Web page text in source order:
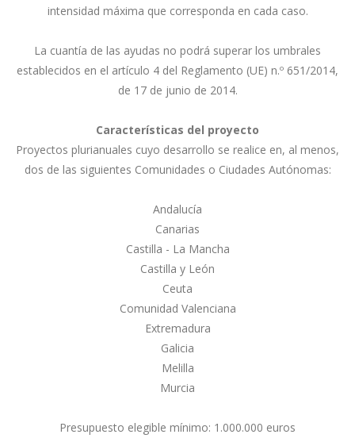
intensidad máxima que corresponda en cada caso.
La cuantía de las ayudas no podrá superar los umbrales
establecidos en el artículo 4 del Reglamento (UE) n.º 651/2014,
de 17 de junio de 2014.
Características del proyecto
Proyectos plurianuales cuyo desarrollo se realice en, al menos,
dos de las siguientes Comunidades o Ciudades Autónomas:
Andalucía
Canarias
Castilla - La Mancha
Castilla y León
Ceuta
Comunidad Valenciana
Extremadura
Galicia
Melilla
Murcia
Presupuesto elegible mínimo: 1.000.000 euros